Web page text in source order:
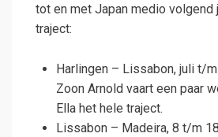
tot en met Japan medio volgend
traject:
Harlingen – Lissabon, juli t/
Zoon Arnold vaart een paar
Ella het hele traject.
Lissabon – Madeira, 8 t/m